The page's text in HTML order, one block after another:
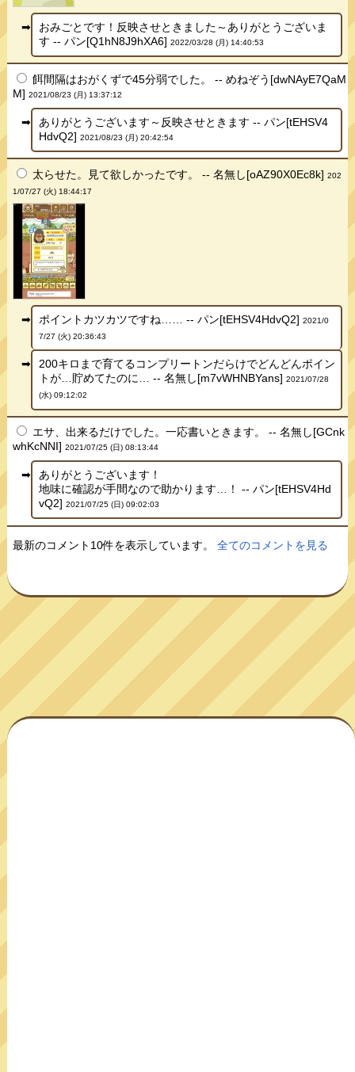
おみごとです！反映させときました～ありがとうございま
す -- パン[Q1hN8J9hXA6] 2022/03/28 (月) 14:40:53
餌間隔はおがくずで45分弱でした。 -- めねぞう[dwNAyE7QaM
M]2021/08/23 (月) 13:37:12
ありがとうございます～反映させときます -- パン[tEHSV4
HdvQ2] 2021/08/23 (月) 20:42:54
太らせた。見て欲しかったです。 -- 名無し[oAZ90X0Ec8k]202
1/07/27 (火) 18:44:17
ポイントカツカツですね…… -- パン[tEHSV4HdvQ2] 2021/0
7/27 (火) 20:36:43
200キロまで育てるコンプリートンだらけでどんどんポイン
トが…貯めてたのに… -- 名無し[m7vWHNBYans] 2021/07/28
(水) 09:12:02
エサ、出来るだけでした。一応書いときます。 -- 名無し[GCnk
whKcNNI]2021/07/25 (日) 08:13:44
ありがとうございます！
地味に確認が手間なので助かります…！ -- パン[tEHSV4Hd
vQ2] 2021/07/25 (日) 09:02:03
最新のコメント10件を表示しています。全てのコメントを見る